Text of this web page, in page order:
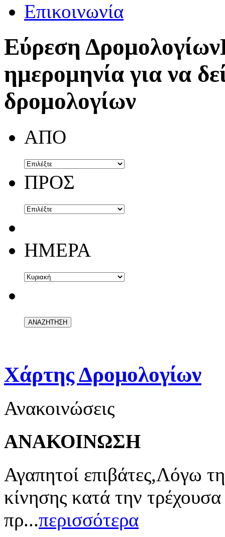
Επικοινωνία
Εύρεση Δρομολογίων
ημερομηνία για να
δρομολογίων
ΑΠΟ
ΠΡΟΣ
ΗΜΕΡΑ
Χάρτης Δρομολογίων
Ανακοινώσεις
ΑΝΑΚΟΙΝΩΣΗ
Αγαπητοί επιβάτες,Λόγω
κίνησης κατά την
πρ...περισσότερα